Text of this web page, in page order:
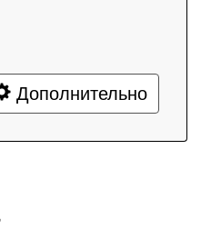
Дополнительно